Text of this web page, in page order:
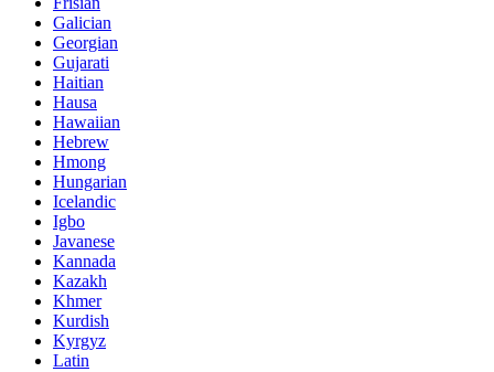
Galician
Georgian
Gujarati
Haitian
Hausa
Hawaiian
Hebrew
Hmong
Hungarian
Icelandic
Igbo
Javanese
Kannada
Kazakh
Khmer
Kurdish
Kyrgyz
Latin